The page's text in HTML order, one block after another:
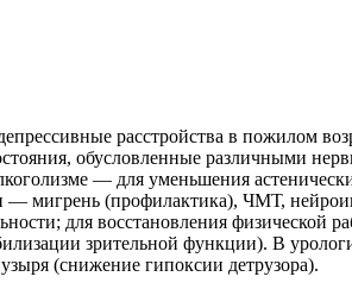
расстройства в пожилом
обусловленные различными
— для уменьшения
— мигрень (профилактика), ЧМТ,
для восстановления
зрительной функции). В
(снижение гипоксии детрузора).